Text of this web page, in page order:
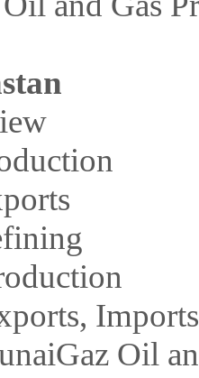
Oil